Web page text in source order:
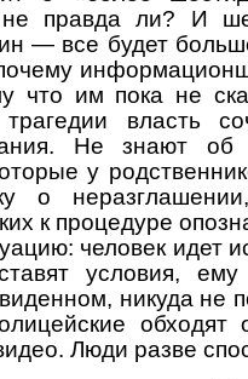
правда ли? И
— все будет
что им пока не
власть
Не знают
у
о
к процедуре
человек идет
условия, ему
никуда
обходят
Люди разве